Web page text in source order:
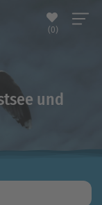
(0)
und